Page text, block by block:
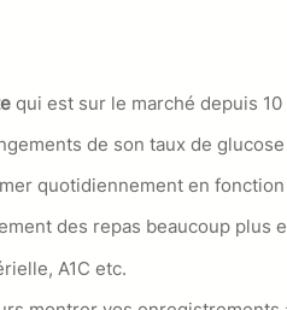
qui est sur le marché depuis 10
de son taux de
quotidiennement en fonction
des repas beaucoup plus
A1C etc.